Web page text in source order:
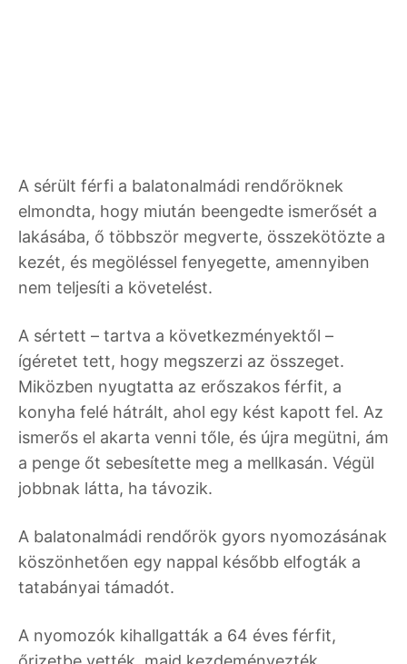
A sérült férfi a balatonalmádi rendőröknek
elmondta, hogy miután beengedte ismerősét a
lakásába, ő többször megverte, összekötözte a
kezét, és megöléssel fenyegette, amennyiben
nem teljesíti a követelést.
A sértett – tartva a következményektől –
ígéretet tett, hogy megszerzi az összeget.
Miközben nyugtatta az erőszakos férfit, a
konyha felé hátrált, ahol egy kést kapott fel. Az
ismerős el akarta venni tőle, és újra megütni, ám
a penge őt sebesítette meg a mellkasán. Végül
jobbnak látta, ha távozik.
A balatonalmádi rendőrök gyors nyomozásának
köszönhetően egy nappal később elfogták a
tatabányai támadót.
A nyomozók kihallgatták a 64 éves férfit,